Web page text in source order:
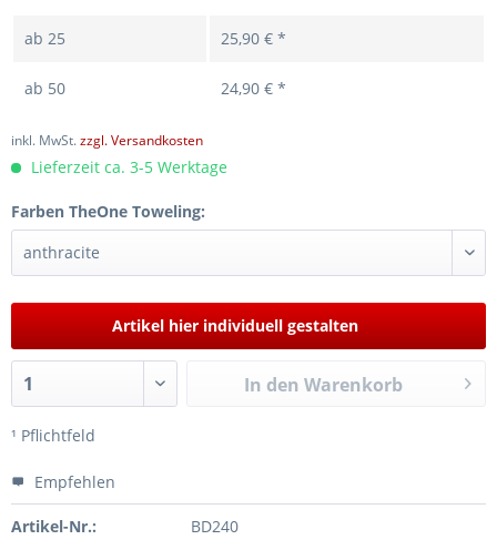
ab 25 25,90 € *
ab 50 24,90 € *
inkl. MwSt.zzgl. Versandkosten
Lieferzeit ca. 3-5 Werktage
Farben TheOne Toweling:
Artikel hier individuell gestalten
In den Warenkorb
¹ Pflichtfeld
Empfehlen
Artikel-Nr.:
BD240